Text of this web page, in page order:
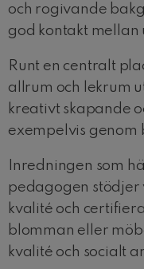
och rogivande
god kontakt mellan
Runt en centralt
allrum och lekrum
kreativt skapande
exempelvis genom
Inredningen som
pedagogen stödjer
kvalité och
blomman eller
kvalité och socialt